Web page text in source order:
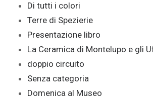
Di tutti i colori
Terre di Spezierie
Presentazione libro
La Ceramica di Montelupo e gli
doppio circuito
Senza categoria
Domenica al Museo